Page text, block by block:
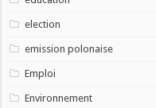
election
emission polonaise
Emploi
Environnement